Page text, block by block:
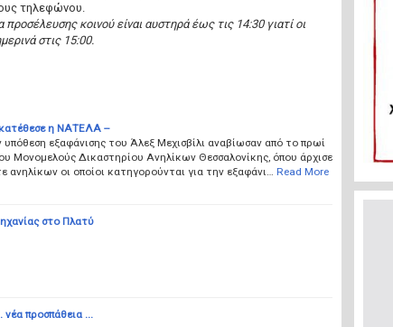
τηλεφώνου.
κοινού είναι αυστηρά έως τις 14:30 γιατί οι
στις 15:00.
κατέθεσε η ΝΑΤΕΛΑ --
εξαφάνισης του Άλεξ Μεχισβίλι αναβίωσαν από το πρωί
Μονομελούς Δικαστηρίου Ανηλίκων Θεσσαλονίκης, όπου άρχισε
ανηλίκων οι οποίοι κατηγορούνται για την εξαφάνι…
Read More
στο Πλατύ
προσπάθεια ...